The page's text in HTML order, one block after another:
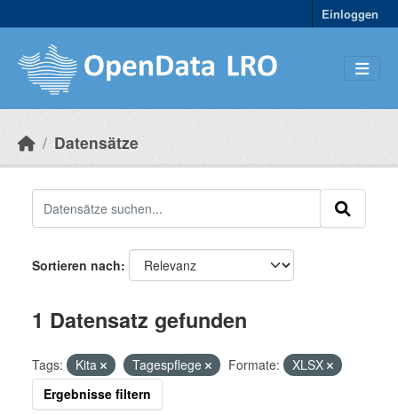
Einloggen
Datensätze
Sortieren nach
1 Datensatz gefunden
Tags: Kita Tagespflege Formate:
XLSX
Ergebnisse filtern